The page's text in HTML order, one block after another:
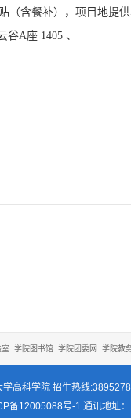
含餐补），项目地提供
A座 1405 、
室 学院图书馆 学院团委网 学院教
高科学院 招生热线
备12005088号-1 通讯地址